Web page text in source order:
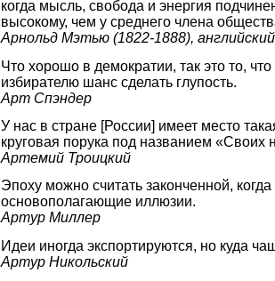
когда мысль, свобода и энергия
высокому, чем у среднего члена
Арнольд Мэтью (1822-1888),
Что хорошо в демократии, так это то,
избирателю шанс сделать глупость.
Арт Спэндер
У нас в стране [России] имеет место
круговая порука под названием «Своих
Артемий Троицкий
Эпоху можно считать законченной,
основополагающие иллюзии.
Артур Миллер
Идеи иногда экспортируются, но куда
Артур Никольский